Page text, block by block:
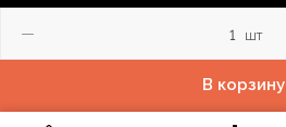
шт
В корзину